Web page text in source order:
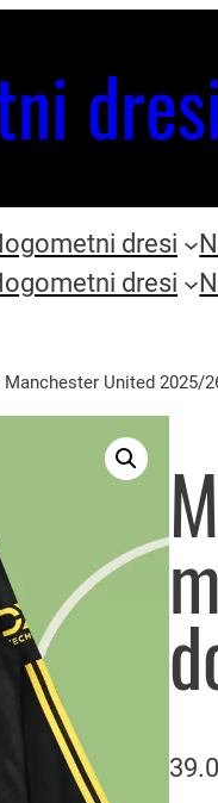
dresi
dresi
dresi
United 2025/
39.0